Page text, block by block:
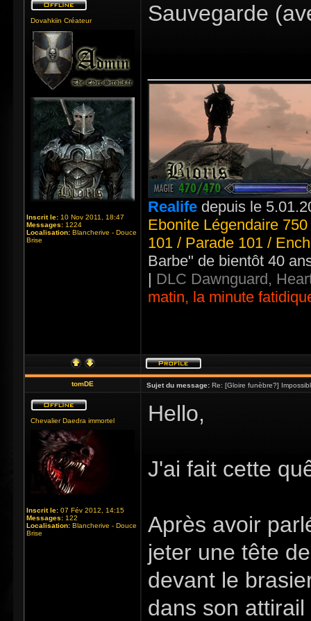
Dovahkiin Créateur
Inscrit le: 10 Nov 2011, 18:47
Messages: 1224
Localisation: Blancherive - Douce
Brise
Sauvegarde
Realife depuis le
Ebonite Légendaire
101 / Parade 101 /
Barbe" de bientôt 40
| DLC Dawnguard,
matin, la minute
tomDE Sujet du message: Re: [Gloire funèbre?]
Chevalier Daedra immortel
Inscrit le: 07 Fév 2012, 14:15
Messages: 122
Localisation: Blancherive - Douce
Brise
Hello,
J'ai fait cette
Après avoir
jeter une tête
devant le
dans son